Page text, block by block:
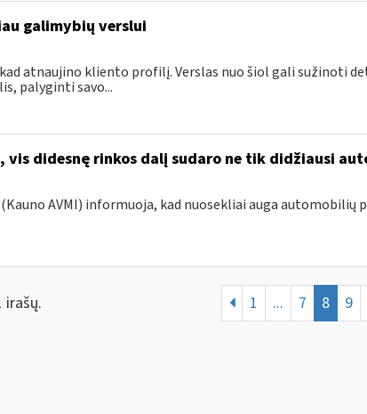
galimybių verslui
atnaujino kliento profilį. Verslas nuo šiol gali sužinoti
palyginti savo...
didesnę rinkos dalį sudaro ne tik didžiausi
AVMI) informuoja, kad nuosekliai auga automobilių
irašų. 1 ... 7 8 9